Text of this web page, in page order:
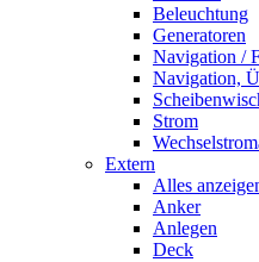
Beleuchtung
Generatoren
Navigation /
Navigation,
Strom
Extern
Alles
Anker
Anlegen
Deck